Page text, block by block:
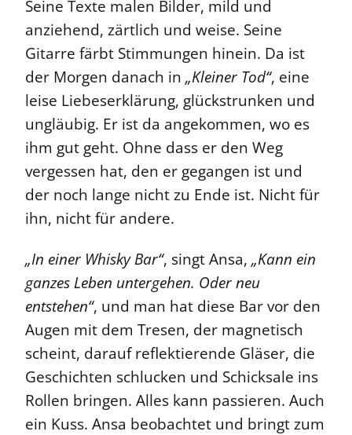
Seine Texte malen Bilder, mild und
anziehend, zärtlich und weise. Seine
Gitarre färbt Stimmungen hinein. Da ist
der Morgen danach in „Kleiner Tod“, eine
leise Liebeserklärung, glückstrunken und
ungläubig. Er ist da angekommen, wo es
ihm gut geht. Ohne dass er den Weg
vergessen hat, den er gegangen ist und
der noch lange nicht zu Ende ist. Nicht für
ihn, nicht für andere.
„In einer Whisky Bar“, singt Ansa, „Kann ein
ganzes Leben untergehen. Oder neu
entstehen“, und man hat diese Bar vor den
Augen mit dem Tresen, der magnetisch
scheint, darauf reflektierende Gläser, die
Geschichten schlucken und Schicksale ins
Rollen bringen. Alles kann passieren. Auch
ein Kuss. Ansa beobachtet und bringt zum